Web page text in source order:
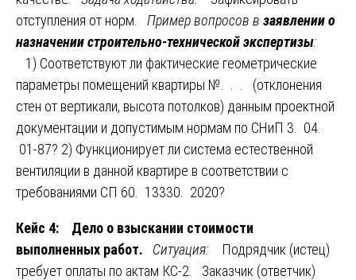
отступления от норм. Пример вопросов в заявлении о
назначении строительно-технической экспертизы:
1) Соответствуют ли фактические геометрические
параметры помещений квартиры №. . . (отклонения
стен от вертикали, высота потолков) данным проектной
документации и допустимым нормам по СНиП 3. 04.
01-87? 2) Функционирует ли система естественной
вентиляции в данной квартире в соответствии с
требованиями СП 60. 13330. 2020?
Кейс 4: Дело о взыскании стоимости
выполненных работ.
Ситуация:
Подрядчик (истец)
требует оплаты по актам КС-2. Заказчик (ответчик)